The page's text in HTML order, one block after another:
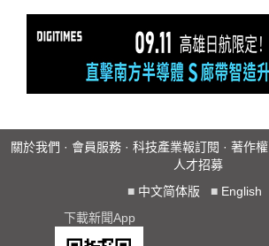
關於我們 · 會員服務 · 科技產業報訂閱 · 著作權
人才招募
■ 中文简体版 ■ English
下載新聞App